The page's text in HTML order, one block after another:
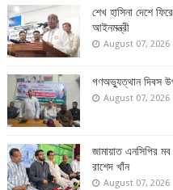
শেখ হাসিনা দেশে
আইনমন্ত্রী
August 07, 2026
গণঅভ্যুত্থান দিবস
August 07, 2026
জামায়াত এনসিপির
রাশেদ খাঁন
August 07, 2026